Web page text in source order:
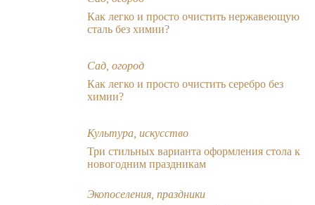
Как легко и просто очистить нержавеющую
сталь без химии?
Сад, огород
Как легко и просто очистить серебро без
химии?
Культура, искусство
Три стильных варианта оформления стола к
новогодним праздникам
Экопоселения, праздники